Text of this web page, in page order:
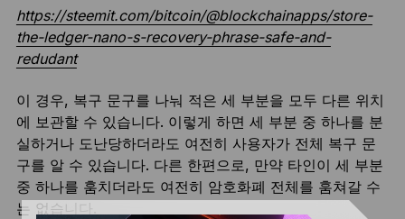
https://steemit.com/bitcoin/@blockchainapps/store-
the-ledger-nano-s-recovery-phrase-safe-and-
redudant
이 경우, 복구 문구를 나눠 적은 세 부분을 모두 다른 위치
에 보관할 수 있습니다. 이렇게 하면 세 부분 중 하나를 분
실하거나 도난당하더라도 여전히 사용자가 전체 복구 문
구를 알 수 있습니다. 다른 한편으로, 만약 타인이 세 부분
중 하나를 훔치더라도 여전히 암호화폐 전체를 훔쳐갈 수
는 없습니다.